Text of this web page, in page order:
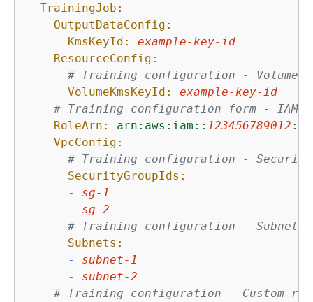
TrainingJob:
OutputDataConfig:
KmsKeyId:
example-key-id
ResourceConfig:
# Training configuration - Volume
VolumeKmsKeyId:
example-key-id
# Training configuration form - IAM
RoleArn:
arn:aws:iam:: 123456789012
VpcConfig:
# Training configuration - Security
SecurityGroupIds:
-
sg-1
-
sg-2
# Training configuration - Subnets
Subnets:
-
subnet-1
-
subnet-2
# Training configuration - Custom